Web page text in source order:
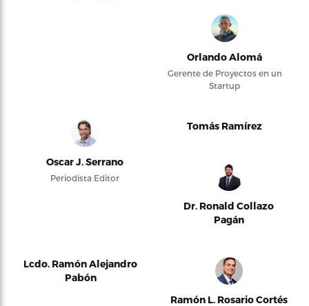
Orlando Alomá
Gerente de Proyectos en un
Startup
Oscar J. Serrano
Periodista Editor
Tomás Ramírez
Dr. Ronald Collazo
Pagán
Lcdo. Ramón Alejandro
Pabón
Ramón L. Rosario Cortés